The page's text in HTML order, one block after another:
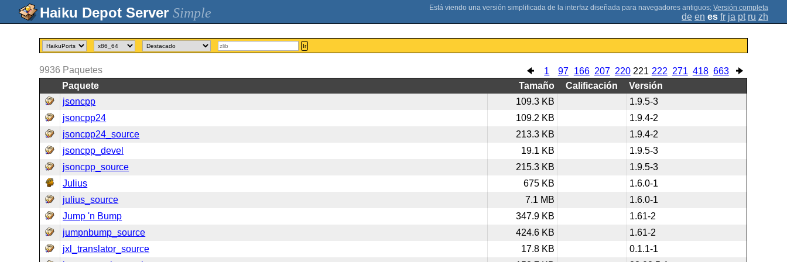
Simple ; Versión completa
de en es fr ja pt ru zh
Ir
1 97 166 207 220 221 222 271 418 663
9936 Paquetes
Paquete
Tamaño Calificación
Versión
jsoncpp
109.3 KB
1.9.5-3
jsoncpp24
109.2 KB
1.9.4-2
jsoncpp24_source
213.3 KB
1.9.4-2
jsoncpp_devel
19.1 KB
1.9.5-3
jsoncpp_source
215.3 KB
1.9.5-3
Julius
675 KB
1.6.0-1
julius_source
7.1 MB
1.6.0-1
Jump 'n Bump
347.9 KB
1.61-2
jumpnbump_source
424.6 KB
1.61-2
jxl_translator_source
17.8 KB
0.1.1-1